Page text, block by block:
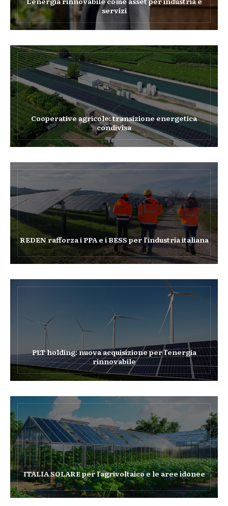
servizi
Cooperative agricole: transizione energetica
condivisa
REDEN rafforza i PPA e i BESS per l’industria italiana
PLT holding: nuova acquisizione per l’energia
rinnovabile
ITALIA SOLARE per l’agrivoltaico e le aree idonee